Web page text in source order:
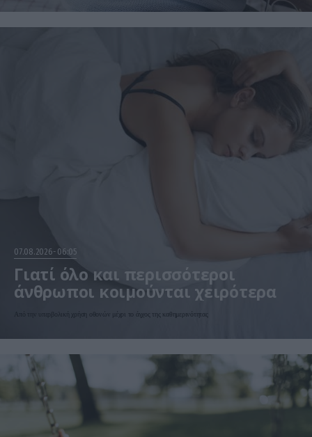
07.08.2026 06:05
Γιατί όλο και περισσότεροι
άνθρωποι κοιμούνται χειρότερα
Από την υπερβολική χρήση οθονών μέχρι το άγχος της καθημερινότητας